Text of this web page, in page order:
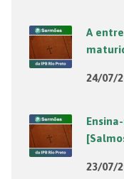
A
24/07/
23/07/